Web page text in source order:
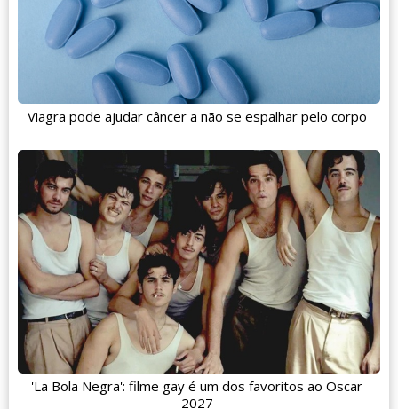
Viagra pode ajudar câncer a não se espalhar pelo corpo
'La Bola Negra': filme gay é um dos favoritos ao Oscar
2027